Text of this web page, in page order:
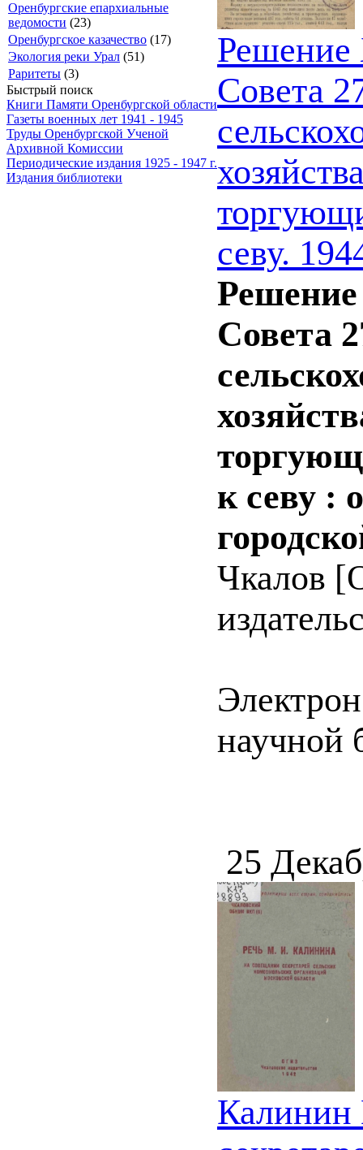
Оренбургские епархиальные
ведомости (23)
Оренбургское казачество (17)
Экология реки Урал (51)
Раритеты (3)
Быстрый поиск
Книги Памяти Оренбургской области
Газеты военных лет 1941 - 1945
Труды Оренбургской Ученой
Архивной Комиссии
Периодические издания 1925 - 1947 г.
Издания библиотеки
Решение
Совета
севу.
Решение
Совета
к севу :
Чкалов
научной
25